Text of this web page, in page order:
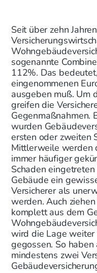
Seit über zehn
sogenannte
112%. Das
eingenommenen
ausgeben muß. Um
greifen die
Gegenmaßnahmen.
wurden
ersten oder zweiten
Mittlerweile werden
immer häufiger
Schaden
Gebäude ein
Versicherer als
werden. Auch
komplett aus dem
wird die Lage weiter
gegossen. So
mindestens zwei